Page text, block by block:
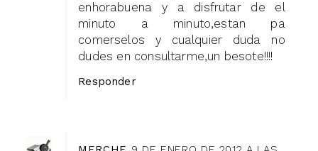
enhorabuena y a disfrutar de el
minuto a minuto,estan pa
comerselos y cualquier duda no
dudes en consultarme,un besote!!!!
Responder